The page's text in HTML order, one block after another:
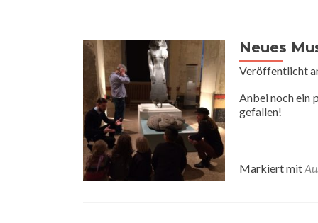
Neues
Veröffentlicht
Anbei noch ein
gefallen!
Markiert mit